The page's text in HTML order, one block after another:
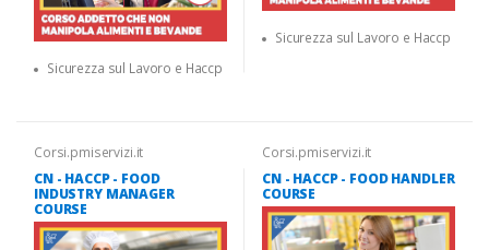
Sicurezza sul Lavoro e Haccp
Sicurezza sul Lavoro e Haccp
Corsi.pmiservizi.it
CN - HACCP - FOOD
INDUSTRY MANAGER
COURSE
Corsi.pmiservizi.it
CN - HACCP - FOOD HANDLER
COURSE